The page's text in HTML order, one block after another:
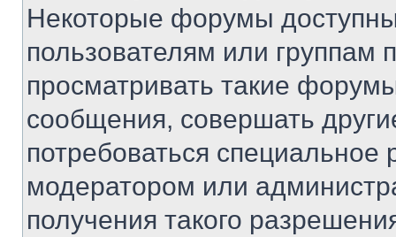
Некоторые форумы
пользователям или группам
просматривать такие
сообщения, совершать
потребоваться
модератором или
получения такого